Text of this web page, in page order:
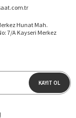
Hunat Mah.
7/A Kayseri Merkez
KAYIT OL